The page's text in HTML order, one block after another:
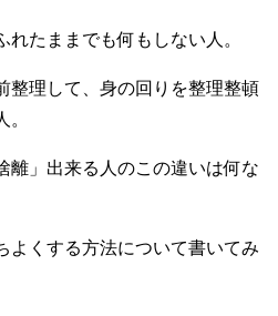
たままでも何もしない人。
整理して、身の回りを整理整頓
離」出来る人のこの違いは何な
よくする方法について書いてみ